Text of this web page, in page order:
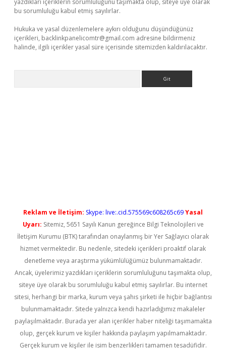
yazdıkları içeriklerin sorumluluğunu taşımakta olup, siteye üye olarak
bu sorumluluğu kabul etmiş sayılırlar.
Hukuka ve yasal düzenlemelere aykırı olduğunu düşündüğünüz
içerikleri, backlinkpanelicomtr@gmail.com adresine bildirmeniz
halinde, ilgili içerikler yasal süre içerisinde sitemizden kaldırılacaktır.
Reklam ve İletişim: Skype: live:.cid.575569c608265c69Yasal
Uyarı: Sitemiz, 5651 Sayılı Kanun gereğince Bilgi Teknolojileri ve
İletişim Kurumu (BTK) tarafından onaylanmış bir Yer Sağlayıcı olarak
hizmet vermektedir. Bu nedenle, sitedeki içerikleri proaktif olarak
denetleme veya araştırma yükümlülüğümüz bulunmamaktadır.
Ancak, üyelerimiz yazdıkları içeriklerin sorumluluğunu taşımakta olup,
siteye üye olarak bu sorumluluğu kabul etmiş sayılırlar. Bu internet
sitesi, herhangi bir marka, kurum veya şahıs şirketi ile hiçbir bağlantısı
bulunmamaktadır. Sitede yalnızca kendi hazırladığımız makaleler
paylaşılmaktadır. Burada yer alan içerikler haber niteliği taşımamakta
olup, gerçek kurum ve kişiler hakkında paylaşım yapılmamaktadır.
Gerçek kurum ve kişiler ile isim benzerlikleri tamamen tesadüfidir.